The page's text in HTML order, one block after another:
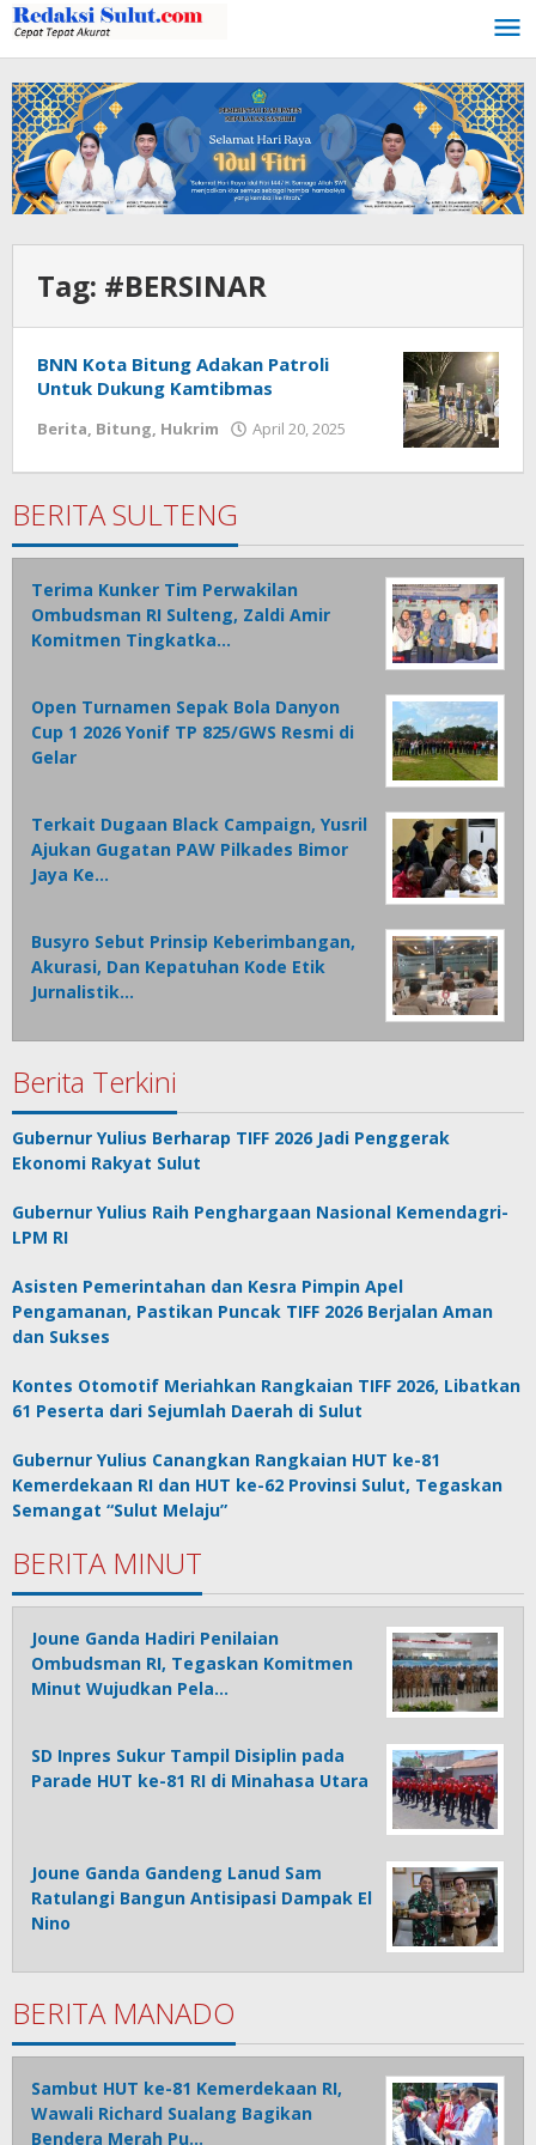
Lewati
ke
konten
Tag: #BERSINAR
BNN Kota Bitung Adakan Patroli
Untuk Dukung Kamtibmas
Berita, Bitung, Hukrim April 20, 2025
Meidy
Mokalu
BERITA SULTENG
Terima Kunker Tim Perwakilan
Ombudsman RI Sulteng, Zaldi Amir
Komitmen Tingkatka…
Open Turnamen Sepak Bola Danyon
Cup 1 2026 Yonif TP 825/GWS Resmi di
Gelar
Terkait Dugaan Black Campaign, Yusril
Ajukan Gugatan PAW Pilkades Bimor
Jaya Ke…
Busyro Sebut Prinsip Keberimbangan,
Akurasi, Dan Kepatuhan Kode Etik
Jurnalistik…
Berita Terkini
Gubernur Yulius Berharap TIFF 2026 Jadi Penggerak
Ekonomi Rakyat Sulut
Gubernur Yulius Raih Penghargaan Nasional Kemendagri-
LPM RI
Asisten Pemerintahan dan Kesra Pimpin Apel
Pengamanan, Pastikan Puncak TIFF 2026 Berjalan Aman
dan Sukses
Kontes Otomotif Meriahkan Rangkaian TIFF 2026, Libatkan
61 Peserta dari Sejumlah Daerah di Sulut
Gubernur Yulius Canangkan Rangkaian HUT ke-81
Kemerdekaan RI dan HUT ke-62 Provinsi Sulut, Tegaskan
Semangat “Sulut Melaju”
BERITA MINUT
Joune Ganda Hadiri Penilaian
Ombudsman RI, Tegaskan Komitmen
Minut Wujudkan Pela…
SD Inpres Sukur Tampil Disiplin pada
Parade HUT ke-81 RI di Minahasa Utara
Joune Ganda Gandeng Lanud Sam
Ratulangi Bangun Antisipasi Dampak El
Nino
BERITA MANADO
Sambut HUT ke-81 Kemerdekaan RI,
Wawali Richard Sualang Bagikan
Bendera Merah Pu…